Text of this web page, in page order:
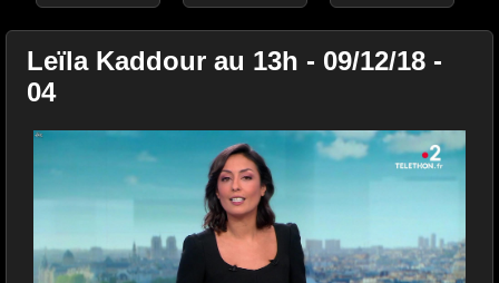
Leïla Kaddour au 13h - 09/12/18 -
04